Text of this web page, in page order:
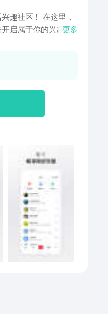
！ 在这里，
启属于你的兴趣宇
向往远行、热衷穿
发。一句评论，一
这里，每一份兴趣
故事、心得、哪怕
了自己的热爱，更
兴趣
的好物，一键种
，呼朋引伴，说走
程的起点站。让每
好奇心，
更多